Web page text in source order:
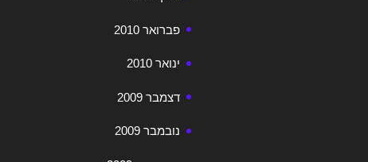
פברואר 2010
ינואר 2010
דצמבר 2009
נובמבר 2009